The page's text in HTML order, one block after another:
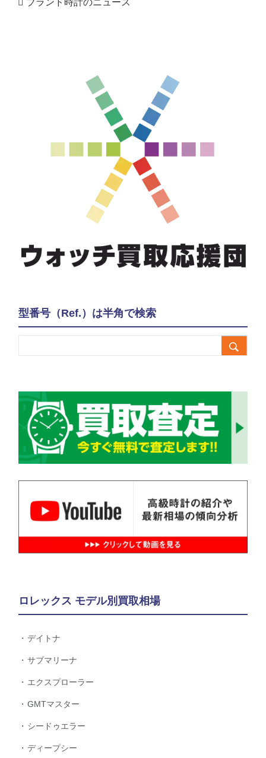
ブランド時計のニュース
型番号（Ref.）は半角で検索

ロレックス モデル別買取相場
デイトナ
サブマリーナ
エクスプローラー
GMTマスター
シードゥエラー
ディープシー